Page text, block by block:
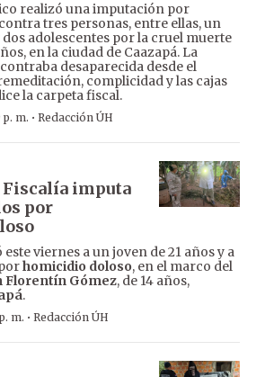
realizó una imputación por
tres personas, entre ellas, un
dos adolescentes por la cruel muerte
en la ciudad de Caazapá. La
desaparecida desde el
complicidad y las cajas
la carpeta fiscal.
m. · Redacción ÚH
Fiscalía imputa
por
viernes a un joven de 21 años y a
homicidio doloso, en el marco del
Florentín Gómez, de 14 años,
.
m. · Redacción ÚH